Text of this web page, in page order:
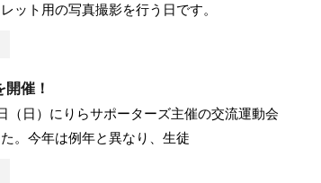
ット用の写真撮影を行う日です。
催！
（日）にりらサポーターズ主催の交流運動会
。今年は例年と異なり、生徒